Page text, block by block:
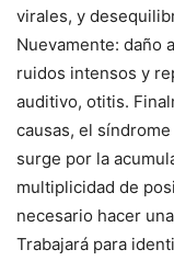
virales, y
Nuevamente: daño
ruidos intensos y
auditivo, otitis.
causas, el
surge por la
multiplicidad de
necesario hacer una
Trabajará para